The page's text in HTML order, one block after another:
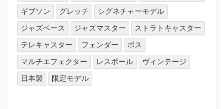
ギブソン
グレッチ
シグネチャーモデル
ジャズベース
ジャズマスター
ストラトキャスター
テレキャスター
フェンダー
ボス
マルチエフェクター
レスポール
ヴィンテージ
日本製
限定モデル